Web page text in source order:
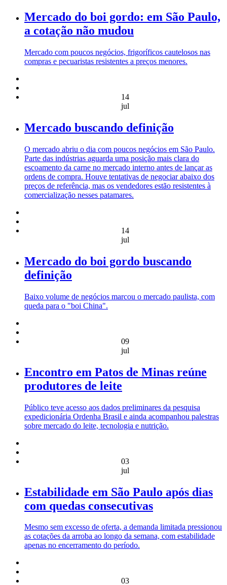
Mercado do boi gordo: em São Paulo,
a cotação não mudou
Mercado com poucos negócios, frigoríficos cautelosos nas
compras e pecuaristas resistentes a preços menores.
14
jul
Mercado buscando definição
O mercado abriu o dia com poucos negócios em São Paulo.
Parte das indústrias aguarda uma posição mais clara do
escoamento da carne no mercado interno antes de lançar as
ordens de compra. Houve tentativas de negociar abaixo dos
preços de referência, mas os vendedores estão resistentes à
comercialização nesses patamares.
14
jul
Mercado do boi gordo buscando
definição
Baixo volume de negócios marcou o mercado paulista, com
queda para o "boi China".
09
jul
Encontro em Patos de Minas reúne
produtores de leite
Público teve acesso aos dados preliminares da pesquisa
expedicionária Ordenha Brasil e ainda acompanhou palestras
sobre mercado do leite, tecnologia e nutrição.
03
jul
Estabilidade em São Paulo após dias
com quedas consecutivas
Mesmo sem excesso de oferta, a demanda limitada pressionou
as cotações da arroba ao longo da semana, com estabilidade
apenas no encerramento do período.
03